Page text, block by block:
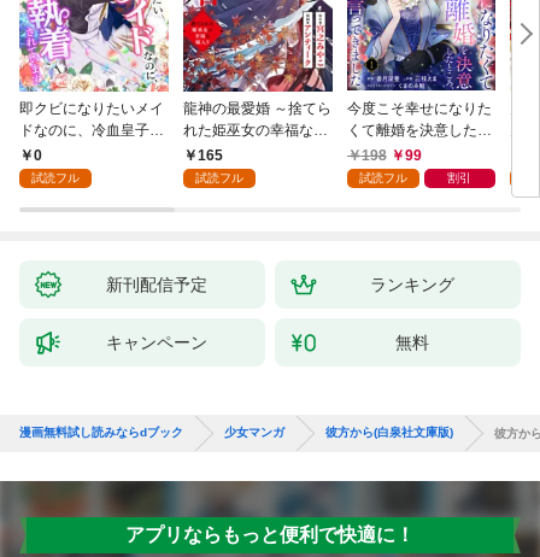
即クビになりたいメイ
ドなのに、冷血皇子に
執着されています第1
話
0
試読フル
龍神の最愛婚 ～捨てら
れた姫巫女の幸福な嫁
入り～: 1
165
試読フル
今度こそ幸せになりた
くて離婚を決意したと
ころ、無表情な旦那様
が「愛してる」と言っ
198 99
試読フル 割引
新刊配信予定 ランキング
キャンペーン 無料
漫画無料試し読みならdブック 少女マンガ 彼方から(白泉社文庫版) 彼方か
アプリならもっと便利で快適に！